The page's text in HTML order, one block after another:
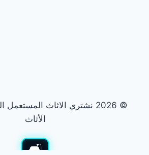
© 2026 نشتري الاثاث
الأثاث